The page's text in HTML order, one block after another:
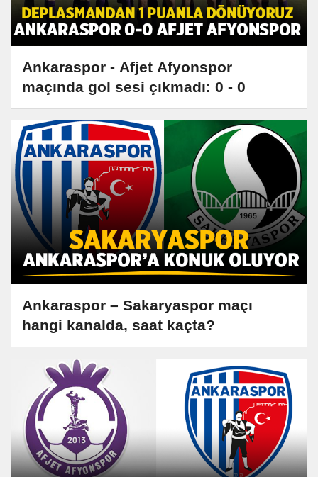
Ankaraspor - Afjet Afyonspor
maçında gol sesi çıkmadı: 0 - 0
Ankaraspor – Sakaryaspor maçı
hangi kanalda, saat kaçta?